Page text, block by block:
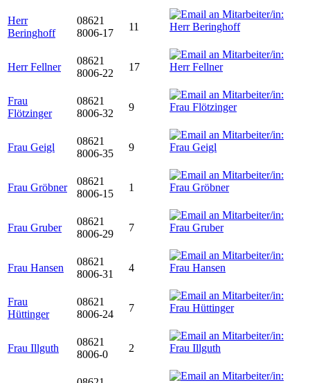
Herr
Beringhoff
08621
8006-17
11
Herr Fellner
08621
8006-22
17
Frau
Flötzinger
08621
8006-32
9
Frau Geigl
08621
8006-35
9
Frau Gröbner
08621
8006-15
1
Frau Gruber
08621
8006-29
7
Frau Hansen
08621
8006-31
4
Frau
Hüttinger
08621
8006-24
7
Frau Illguth
08621
8006-0
2